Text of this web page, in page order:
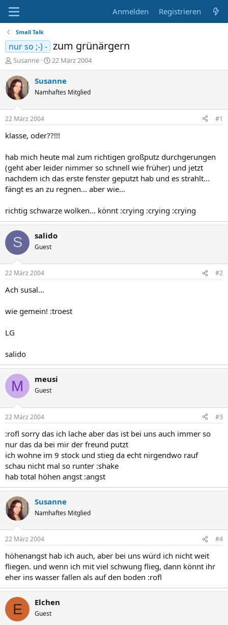
Anmelden Registrieren
Small Talk
nur so ;-) - zum grünärgern
E
r
s
t
e
e
r
Susanne
E
r
s
e
t
a
22 März 2004
Susanne
Namhaftes Mitglied
22 März 2004 #1
klasse, oder??!!!
hab mich heute mal zum richtigen großputz durchgerungen
(geht aber leider nimmer so schnell wie früher) und jetzt
nachdem ich das erste fenster geputzt hab und es strahlt...
fängt es an zu regnen... aber wie...
richtig schwarze wolken... könnt :crying :crying :crying
S salido
Guest
22 März 2004 #2
Ach susal...
wie gemein! :troest
LG
salido
M meusi
Guest
22 März 2004 #3
:rofl sorry das ich lache aber das ist bei uns auch immer so
nur das da bei mir der freund putzt
ich wohne im 9 stock und stieg da echt nirgendwo rauf
schau nicht mal so runter :shake
hab total höhen angst :angst
Susanne
Namhaftes Mitglied
22 März 2004 #4
höhenangst hab ich auch, aber bei uns würd ich nicht weit
fliegen. und wenn ich mit viel schwung flieg, dann könnt ihr
eher ins wasser fallen als auf den boden :rofl
E Elchen
Guest